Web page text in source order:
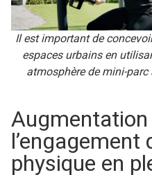
Il est important de
espaces urbains en
atmosphère de mini-parc
Augmentation
l’engagement
physique en